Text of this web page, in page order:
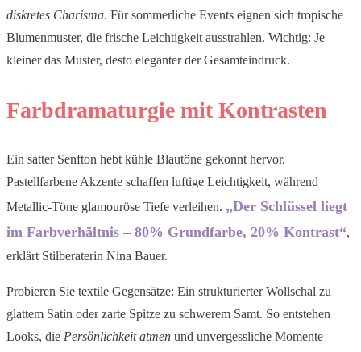
diskretes Charisma. Für sommerliche Events eignen sich tropische
Blumenmuster, die frische Leichtigkeit ausstrahlen. Wichtig: Je
kleiner das Muster, desto eleganter der Gesamteindruck.
Farbdramaturgie mit Kontrasten
Ein satter Senfton hebt kühle Blautöne gekonnt hervor.
Pastellfarbene Akzente schaffen luftige Leichtigkeit, während
Metallic-Töne glamouröse Tiefe verleihen. „Der Schlüssel liegt
im Farbverhältnis – 80% Grundfarbe, 20% Kontrast“,
erklärt Stilberaterin Nina Bauer.
Probieren Sie textile Gegensätze: Ein strukturierter Wollschal zu
glattem Satin oder zarte Spitze zu schwerem Samt. So entstehen
Looks, die Persönlichkeit atmen und unvergessliche Momente